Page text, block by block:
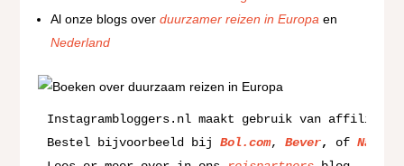
Al onze blogs overduurzamer reizen in Europa en
Nederland
Instagrambloggers.nl maakt gebruik van
Bestel bijvoorbeeld bij Bol.com, Bever, of